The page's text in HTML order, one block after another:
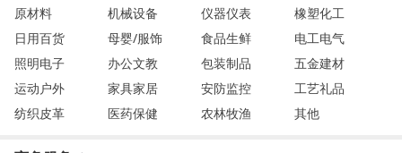
原材料 机械设备 仪器仪表
橡塑化工
日用百货
母婴/服饰 食品生鲜
电工电气
照明电子
办公文教 包装制品
五金建材
运动户外
家具家居 安防监控
工艺礼品
纺织皮革
医药保健 农林牧渔 其他